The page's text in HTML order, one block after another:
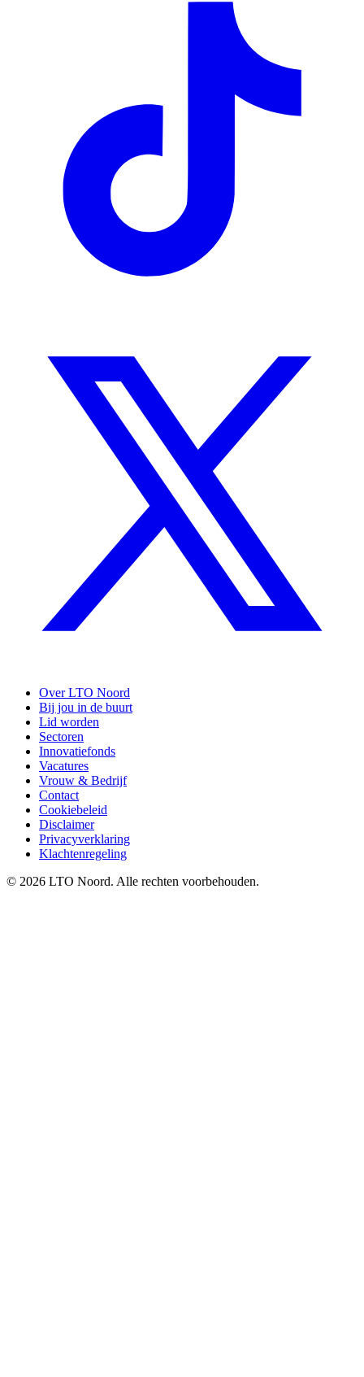
Over LTO Noord
Bij jou in de buurt
Lid worden
Sectoren
Innovatiefonds
Vacatures
Vrouw & Bedrijf
Contact
Cookiebeleid
Disclaimer
Privacyverklaring
Klachtenregeling
© 2026 LTO Noord. Alle rechten voorbehouden.